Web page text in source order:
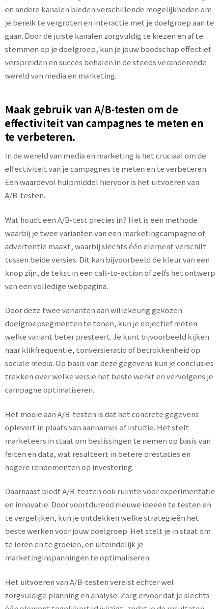
en andere kanalen bieden verschillende mogelijkheden om
je bereik te vergroten en interactie met je doelgroep aan te
gaan. Door de juiste kanalen zorgvuldig te kiezen en af te
stemmen op je doelgroep, kun je jouw boodschap effectief
verspreiden en succes behalen in de steeds veranderende
wereld van media en marketing.
Maak gebruik van A/B-testen om de
effectiviteit van campagnes te meten en
te verbeteren.
In de wereld van media en marketing is het cruciaal om de
effectiviteit van je campagnes te meten en te verbeteren.
Een waardevol hulpmiddel hiervoor is het uitvoeren van
A/B-testen.
Wat houdt een A/B-test precies in? Het is een methode
waarbij je twee varianten van een marketingcampagne of
advertentie maakt, waarbij slechts één element verschilt
tussen beide versies. Dit kan bijvoorbeeld de kleur van een
knop zijn, de tekst in een call-to-action of zelfs het ontwerp
van een volledige webpagina.
Door deze twee varianten aan willekeurig gekozen
doelgroepsegmenten te tonen, kun je objectief meten
welke variant beter presteert. Je kunt bijvoorbeeld kijken
naar klikfrequentie, conversieratio of betrokkenheid op
sociale media. Op basis van deze gegevens kun je conclusies
trekken over welke versie het beste werkt en vervolgens je
campagne optimaliseren.
Het mooie aan A/B-testen is dat het concrete gegevens
oplevert in plaats van aannames of intuïtie. Het stelt
marketeers in staat om beslissingen te nemen op basis van
feiten en data, wat resulteert in betere prestaties en
hogere rendementen op investering.
Daarnaast biedt A/B-testen ook ruimte voor experimentatie
en innovatie. Door voortdurend nieuwe ideeën te testen en
te vergelijken, kun je ontdekken welke strategieën het
beste werken voor jouw doelgroep. Het stelt je in staat om
te leren en te groeien, en uiteindelijk je
marketinginspanningen te optimaliseren.
Het uitvoeren van A/B-testen vereist echter wel
zorgvuldige planning en analyse. Zorg ervoor dat je slechts